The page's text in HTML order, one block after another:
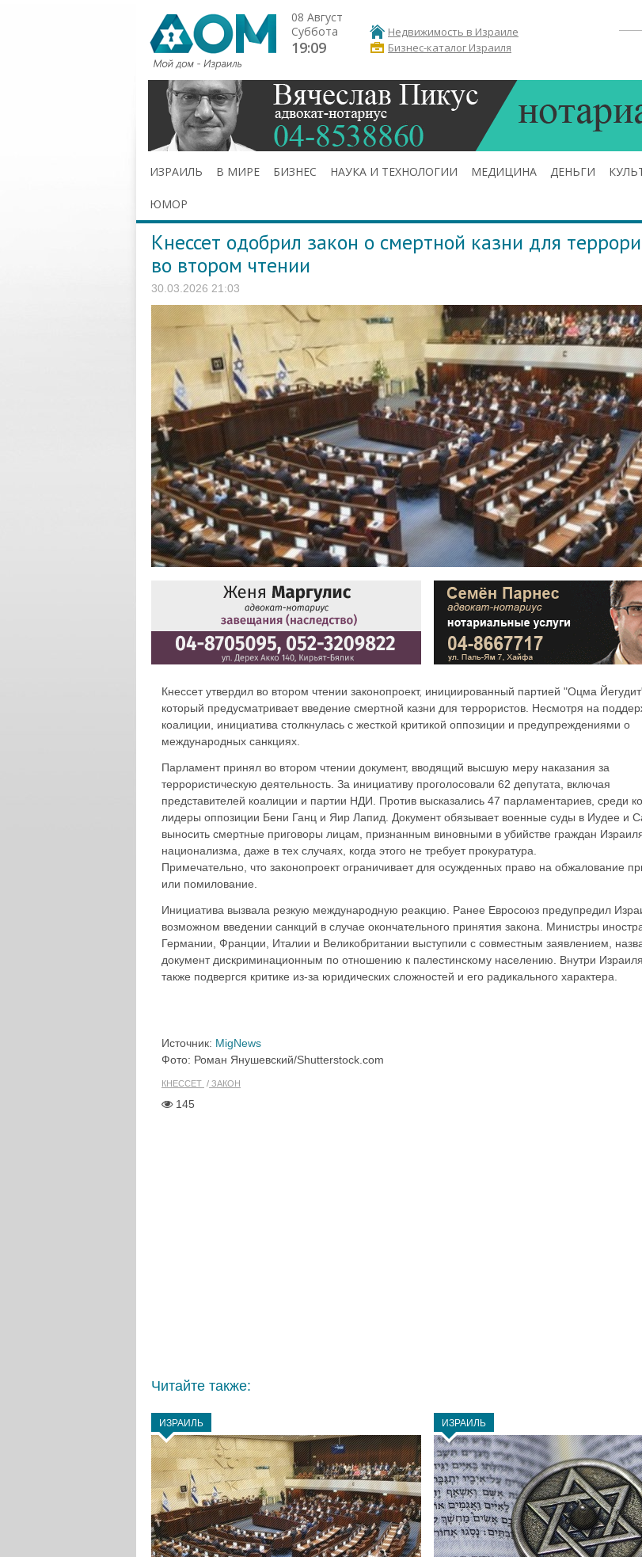
08 Август
Суббота
19:09
Недвижимость в Израиле
Бизнес-каталог Израиля
ИЗРАИЛЬ В МИРЕ БИЗНЕС НАУКА И ТЕХНОЛОГИИ МЕДИЦИНА ДЕНЬГИ
ЮМОР
Кнессет одобрил закон о смертной казни для
во втором чтении
30.03.2026 21:03
Кнессет утвердил во втором чтении законопроект, инициированный партией "Оцма
который предусматривает введение смертной казни для террористов. Несмотря на
коалиции, инициатива столкнулась с жесткой критикой оппозиции и предупреждениями о
международных санкциях.
Парламент принял во втором чтении документ, вводящий высшую меру наказания за
террористическую деятельность. За инициативу проголосовали 62 депутата, включая
представителей коалиции и партии НДИ. Против высказались 47 парламентариев, среди
лидеры оппозиции Бени Ганц и Яир Лапид. Документ обязывает военные суды в Иудее и
выносить смертные приговоры лицам, признанным виновными в убийстве граждан
национализма, даже в тех случаях, когда этого не требует прокуратура.
Примечательно, что законопроект ограничивает для осужденных право на обжалование
или помилование.
Инициатива вызвала резкую международную реакцию. Ранее Евросоюз предупредил
возможном введении санкций в случае окончательного принятия закона. Министры
Германии, Франции, Италии и Великобритании выступили с совместным заявлением,
документ дискриминационным по отношению к палестинскому населению. Внутри
также подвергся критике из-за юридических сложностей и его радикального характера.
Источник: MigNews
Фото: Роман Янушевский/Shutterstock.com
КНЕССЕТ ЗАКОН
145
Читайте также:
ИЗРАИЛЬ ИЗРАИЛЬ